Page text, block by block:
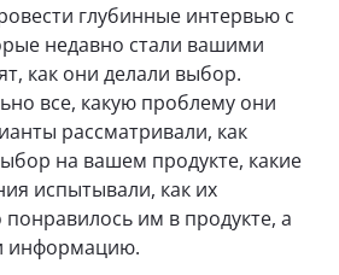
глубинные интервью с
недавно стали вашими
как они делали выбор.
все, какую проблему они
рассматривали, как
на вашем продукте, какие
испытывали, как их
им в продукте, а
информацию.